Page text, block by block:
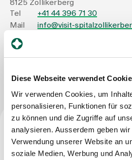
Diese Webseite verwendet
Wir verwenden Cookies, um
personalisieren, Funktionen für
zu können und die Zugriffe auf
analysieren. Ausserdem geben
Verwendung unserer Website an
soziale Medien, Werbung und
About us
Jobs & Career
Contact us
Baby gallery
Blog
8125 Zollikerberg
Tel
+41 44 396 71 30
Mail
info@visit-
Profession
Certified nursing specialist DN II